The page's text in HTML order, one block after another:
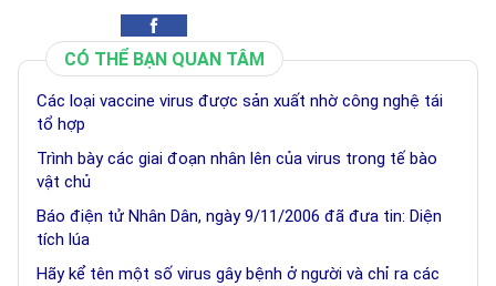
CÓ THỂ BẠN QUAN TÂM
Các loại vaccine virus được sản xuất nhờ công nghệ tái
tổ hợp
Trình bày các giai đoạn nhân lên của virus trong tế bào
vật chủ
Báo điện tử Nhân Dân, ngày 9/11/2006 đã đưa tin: Diện
tích lúa
Hãy kể tên một số virus gây bệnh ở người và chỉ ra các